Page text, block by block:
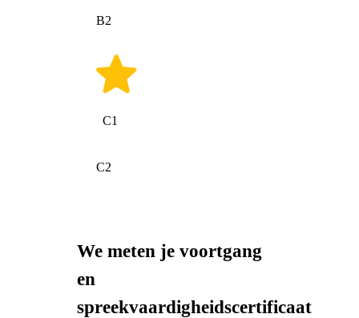
B2
C1
C2
We meten je voortgang
en
spreekvaardigheidscertificaat